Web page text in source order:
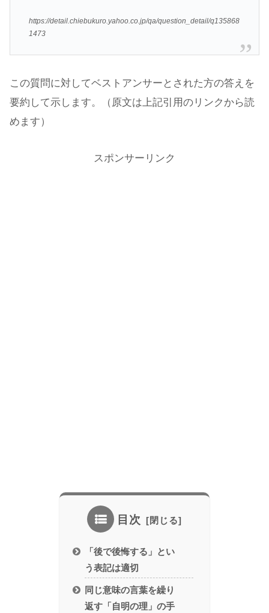
https://detail.chiebukuro.yahoo.co.jp/qa/question_detail/q135868
1473
この質問に対してベストアンサーとされた方の答えを
要約して示します。（原文は上記引用のリンクから読
めます）
スポンサーリンク
目次
「後で後悔する」とい
う表記は適切
同じ意味の言葉を繰り
返す「自明の理」の手